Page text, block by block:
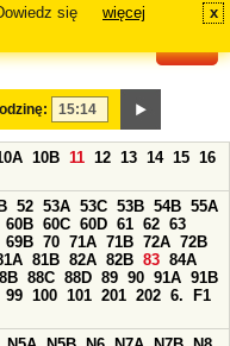
się
więcej x
10B 11 12 13 14 15 16
52 53A 53C 53B 54B 55A
60B 60C 60D 61 62 63
69B 70 71A 71B 72A 72B
81B 82A 82B 83 84A
88C 88D 89 90 91A 91B
99 100 101 201 202 6.
F1